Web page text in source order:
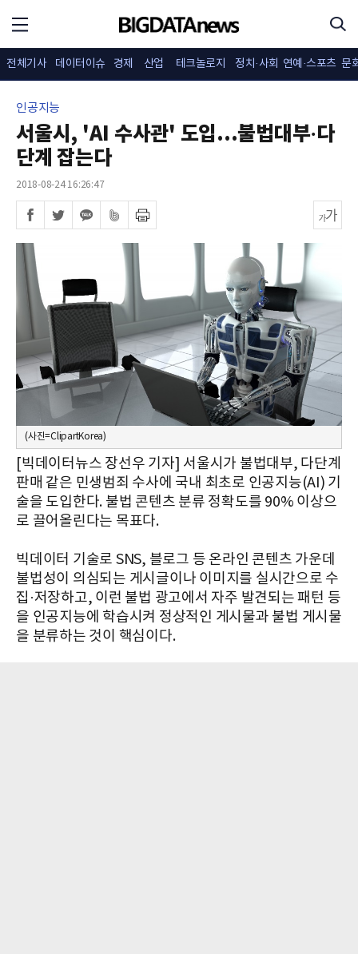
전체기사 데이터이슈 경제 산업 테크놀로지 정치·사회 연예·스포츠 문
인공지능
서울시, 'AI 수사관' 도입...불법대부·다
단계 잡는다
2018-08-24 16:26:47
(사진=ClipartKorea)
[빅데이터뉴스 장선우 기자] 서울시가 불법대부, 다단계
판매 같은 민생범죄 수사에 국내 최초로 인공지능(AI) 기
술을 도입한다. 불법 콘텐츠 분류 정확도를 90% 이상으
로 끌어올린다는 목표다.
빅데이터 기술로 SNS, 블로그 등 온라인 콘텐츠 가운데
불법성이 의심되는 게시글이나 이미지를 실시간으로 수
집·저장하고, 이런 불법 광고에서 자주 발견되는 패턴 등
을 인공지능에 학습시켜 정상적인 게시물과 불법 게시물
을 분류하는 것이 핵심이다.